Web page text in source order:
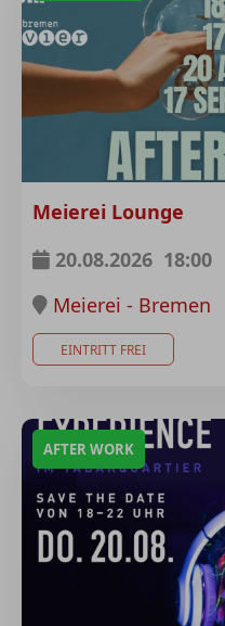
Meierei Lounge
20.08.2026 18:00
Meierei - Bremen
EINTRITT FREI
AFTER WORK